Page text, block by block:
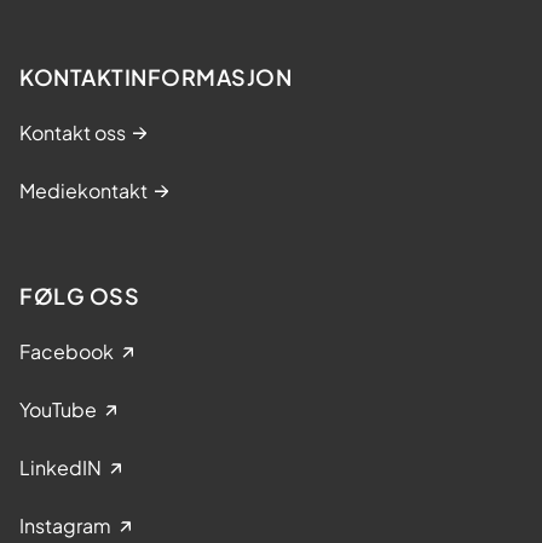
KONTAKTINFORMASJON
Kontakt oss
Mediekontakt
FØLG OSS
Facebook
YouTube
LinkedIN
Instagram